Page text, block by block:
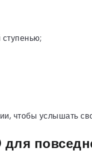
чтобы услышать
для